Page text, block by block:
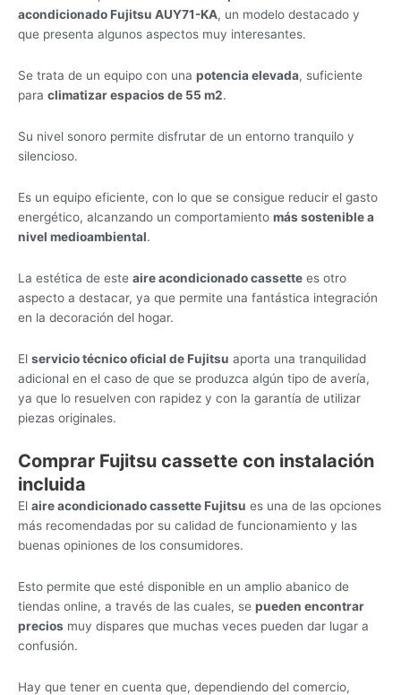
acondicionado Fujitsu AUY71-KA, un modelo destacado y
que presenta algunos aspectos muy interesantes.
Se trata de un equipo con una potencia elevada, suficiente
para climatizar espacios de 55 m2.
Su nivel sonoro permite disfrutar de un entorno tranquilo y
silencioso.
Es un equipo eficiente, con lo que se consigue reducir el gasto
energético, alcanzando un comportamiento más sostenible a
nivel medioambiental.
La estética de este aire acondicionado cassette es otro
aspecto a destacar, ya que permite una fantástica integración
en la decoración del hogar.
El servicio técnico oficial de Fujitsu aporta una tranquilidad
adicional en el caso de que se produzca algún tipo de avería,
ya que lo resuelven con rapidez y con la garantía de utilizar
piezas originales.
Comprar Fujitsu cassette con instalación
incluida
El aire acondicionado cassette Fujitsu es una de las opciones
más recomendadas por su calidad de funcionamiento y las
buenas opiniones de los consumidores.
Esto permite que esté disponible en un amplio abanico de
tiendas online, a través de las cuales, se pueden encontrar
precios muy dispares que muchas veces pueden dar lugar a
confusión.
Hay que tener en cuenta que, dependiendo del comercio,